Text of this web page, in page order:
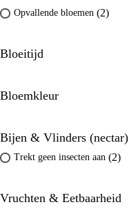
Opvallende bloemen (2)
Bloeitijd
Bloemkleur
Bijen & Vlinders (nectar)
Trekt geen insecten aan (2)
Vruchten & Eetbaarheid